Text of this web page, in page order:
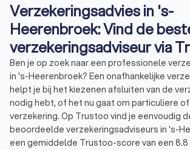
Verzekeringsadvies in 's-
Heerenbroek: Vind de
verzekeringsadviseur via
Ben je op zoek naar een professionele
in 's-Heerenbroek? Een onafhankelijke
helpt je bij het kiezenen afsluiten van de
nodig hebt, of het nu gaat om particuliere
verzekering. Op Trustoo vind je eenvoudig
beoordeelde verzekeringsadviseurs in 's-
een gemiddelde Trustoo-score van een 8.8